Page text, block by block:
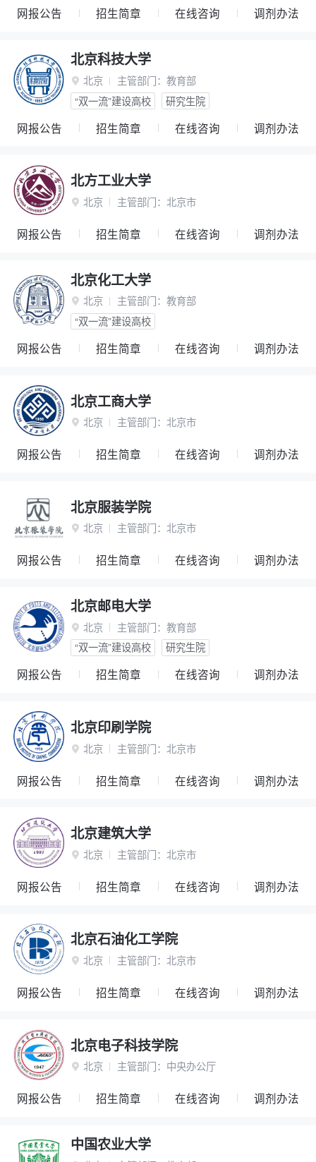
网报公告 招生简章 在线咨询 调剂办法
北京科技大学
 北京 主管部门： 教育部
“双一流”建设高校
研究生院
网报公告 招生简章 在线咨询 调剂办法
北方工业大学
 北京 主管部门： 北京市
网报公告 招生简章 在线咨询 调剂办法
北京化工大学
 北京 主管部门： 教育部
“双一流”建设高校
网报公告 招生简章 在线咨询 调剂办法
北京工商大学
 北京 主管部门： 北京市
网报公告 招生简章 在线咨询 调剂办法
北京服装学院
 北京 主管部门： 北京市
网报公告 招生简章 在线咨询 调剂办法
北京邮电大学
 北京 主管部门： 教育部
“双一流”建设高校
研究生院
网报公告 招生简章 在线咨询 调剂办法
北京印刷学院
 北京 主管部门： 北京市
网报公告 招生简章 在线咨询 调剂办法
北京建筑大学
 北京 主管部门： 北京市
网报公告 招生简章 在线咨询 调剂办法
北京石油化工学院
 北京 主管部门： 北京市
网报公告 招生简章 在线咨询 调剂办法
北京电子科技学院
 北京 主管部门： 中央办公厅
网报公告 招生简章 在线咨询 调剂办法
中国农业大学